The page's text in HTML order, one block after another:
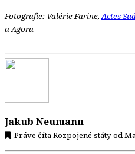
Fotografie: Valérie Farine,Actes
a Agora
Jakub Neumann
Práve číta Rozpojené státy od